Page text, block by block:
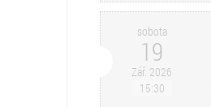
sobota
19
Zář. 2026
15:30